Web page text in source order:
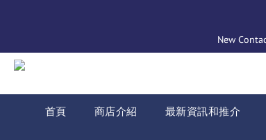
New
首頁 商店介紹 最新資訊和推介